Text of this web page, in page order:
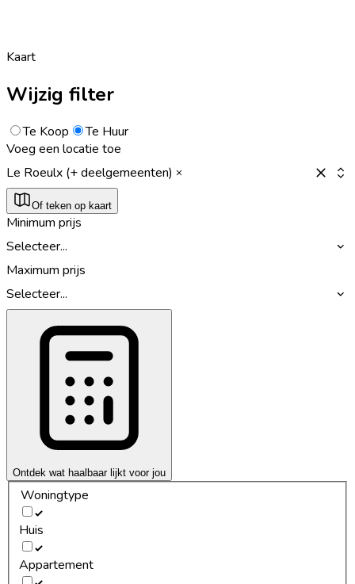
Kaart
Wijzig filter
Te Koop
Te Huur
Voeg een locatie toe
Le Roeulx (+ deelgemeenten)
Of teken op kaart
Minimum prijs
Selecteer...
Maximum prijs
Selecteer...
Ontdek wat haalbaar lijkt voor jou
Woningtype
Huis
Appartement